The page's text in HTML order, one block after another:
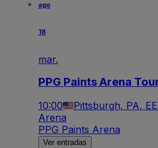
ago
18
mar.
PPG Paints Arena
10:00 Pittsburgh, PA,
Arena
PPG Paints Arena
Ver entradas